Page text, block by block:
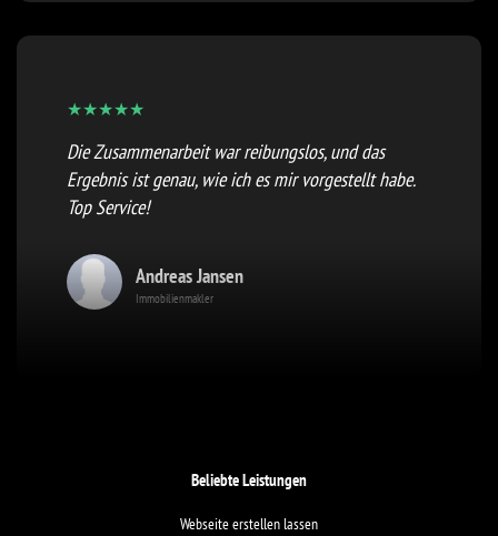
★★★★★
Die Zusammenarbeit war reibungslos, und das
Ergebnis ist genau, wie ich es mir vorgestellt habe.
Top Service!
Andreas Jansen
Immobilienmakler
Beliebte Leistungen
Webseite erstellen lassen